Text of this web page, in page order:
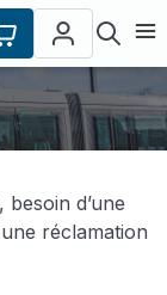
d’une
réclamation